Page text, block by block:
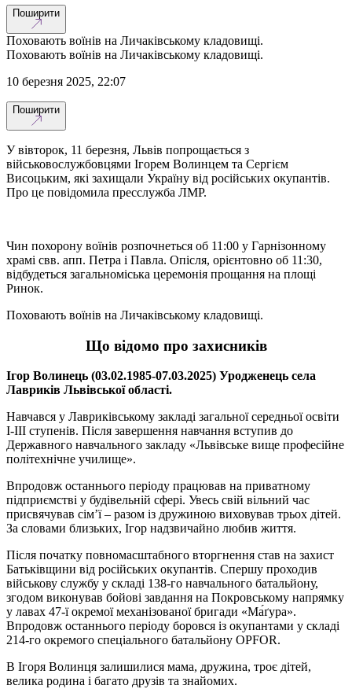
Поширити
Поховають воїнів на Личаківському кладовищі.
Поховають воїнів на Личаківському кладовищі.
10 березня 2025, 22:07
Поширити
У вівторок, 11 березня, Львів попрощається з
військовослужбовцями Ігорем Волинцем та Сергієм
Висоцьким, які захищали Україну від російських окупантів.
Про це повідомила пресслужба ЛМР.
Чин похорону воїнів розпочнеться об 11:00 у Гарнізонному
храмі свв. апп. Петра і Павла. Опісля, орієнтовно об 11:30,
відбудеться загальноміська церемонія прощання на площі
Ринок.
Поховають воїнів на Личаківському кладовищі.
Що відомо про захисників
Ігор Волинець (03.02.1985-07.03.2025) Уродженець села
Лавриків Львівської області.
Навчався у Лавриківському закладі загальної середньої освіти
І-ІІІ ступенів. Після завершення навчання вступив до
Державного навчального закладу «Львівське вище професійне
політехнічне училище».
Впродовж останнього періоду працював на приватному
підприємстві у будівельній сфері. Увесь свій вільний час
присвячував сім’ї – разом із дружиною виховував трьох дітей.
За словами близьких, Ігор надзвичайно любив життя.
Після початку повномасштабного вторгнення став на захист
Батьківщини від російських окупантів. Спершу проходив
військову службу у складі 138-го навчального батальйону,
згодом виконував бойові завдання на Покровському напрямку
у лавах 47-ї окремої механізованої бригади «Ма́ґура».
Впродовж останнього періоду боровся із окупантами у складі
214-го окремого спеціального батальйону OPFOR.
В Ігоря Волинця залишилися мама, дружина, троє дітей,
велика родина і багато друзів та знайомих.